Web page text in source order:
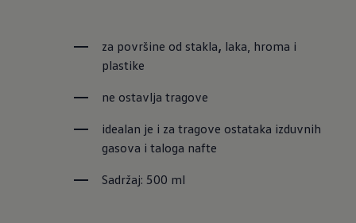
za površine od stakla, laka, hroma i
plastike
ne ostavlja tragove
idealan je i za tragove ostataka izduvnih
gasova i taloga nafte
Sadržaj: 500 ml